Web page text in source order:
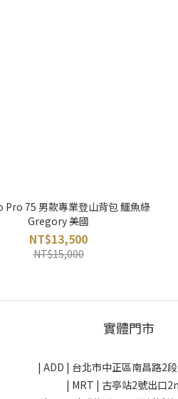
75 男款專業登山背包 鱷魚綠
Gregory 美國
NT$13,500
NT$15,000
實體門市
| ADD | 台北市中正區南昌路2
| MRT | 古亭站2號出口